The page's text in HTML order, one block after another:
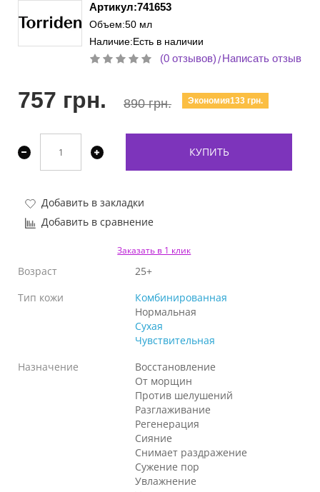
Артикул:741653
Объем:50 мл
Наличие:Есть в наличии
(0 отзывов)/Написать отзыв
757 грн. 890 грн. Экономия133 грн.
КУПИТЬ
Добавить в закладки
Добавить в сравнение
Заказать в 1 клик
Возраст
25+
Тип кожи
Комбинированная
Нормальная
Сухая
Чувствительная
Назначение
Восстановление
От морщин
Против шелушений
Разглаживание
Регенерация
Сияние
Снимает раздражение
Сужение пор
Увлажнение